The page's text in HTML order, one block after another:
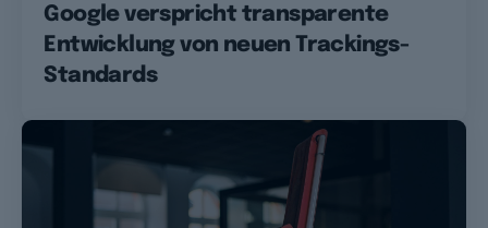
Google verspricht transparente
Entwicklung von neuen Trackings-
Standards